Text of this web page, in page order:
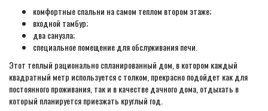
комфортные спальни на самом теплом втором этаже;
входной тамбур;
два санузла;
специальное помещение для обслуживания печи.
Этот теплый рационально спланированный дом, в котором каждый
квадратный метр используется с толком, прекрасно подойдет как для
постоянного проживания, так и в качестве дачного дома, отдыхать в
который планируется приезжать круглый год.